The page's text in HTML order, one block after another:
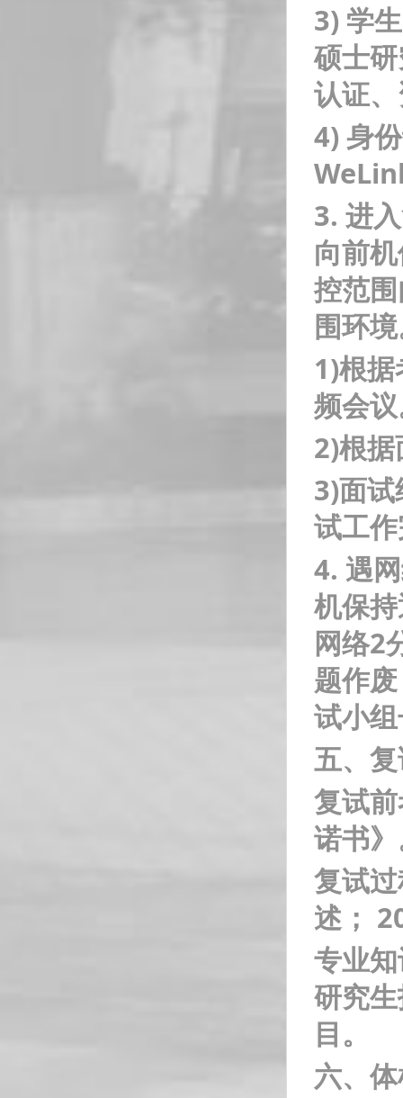
3) 学
硕士
认证
4) 身
3. 进
向前
控范
围环
1)根据
频会
2)根据
3)面
试工
4. 遇
机保
网络2
题作
试小
五、
复试
诺书
复试
述；
专业
研究
目。
六、